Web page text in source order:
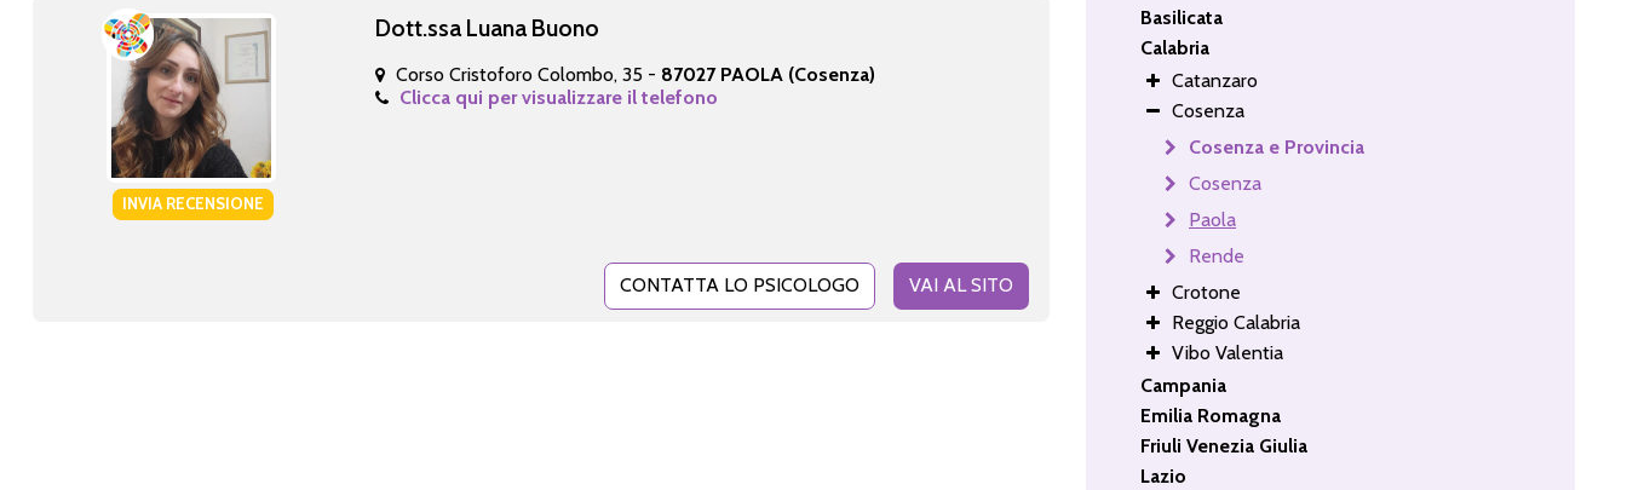
INVIA RECENSIONE
Dott.ssa Luana Buono
Corso Cristoforo Colombo, 35 - 87027 PAOLA (Cosenza)
Clicca qui per visualizzare il telefono
CONTATTA LO PSICOLOGO VAI AL SITO
Basilicata
Calabria
Catanzaro
Cosenza
Cosenza e Provincia
Cosenza
Paola
Rende
Crotone
Reggio Calabria
Vibo Valentia
Campania
Emilia Romagna
Friuli Venezia Giulia
Lazio